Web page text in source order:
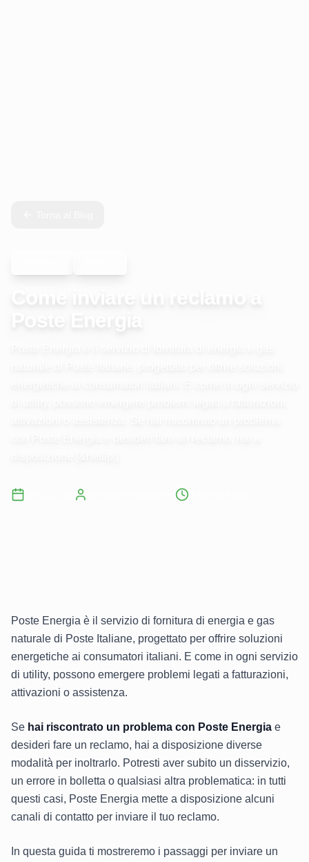
Poste Energia è il servizio di fornitura di energia e gas
naturale di Poste Italiane, progettato per offrire soluzioni
energetiche ai consumatori italiani. E come in ogni servizio
di utility, possono emergere problemi legati a fatturazioni,
attivazioni o assistenza.
Se hai riscontrato un problema con Poste Energia e
desideri fare un reclamo, hai a disposizione diverse
modalità per inoltrarlo. Potresti aver subito un disservizio,
un errore in bolletta o qualsiasi altra problematica: in tutti
questi casi, Poste Energia mette a disposizione alcuni
canali di contatto per inviare il tuo reclamo.
In questa guida ti mostreremo i passaggi per inviare un